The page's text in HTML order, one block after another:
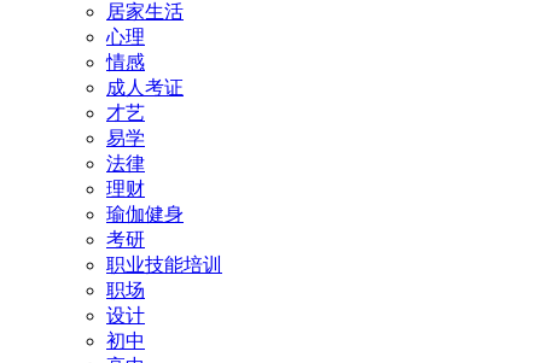
居家生活
心理
情感
成人考证
才艺
易学
法律
理财
瑜伽健身
考研
职业技能培训
职场
设计
初中